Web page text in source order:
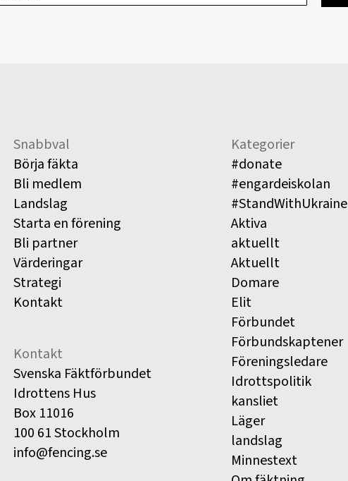
Snabbval
Börja fäkta
Bli medlem
Landslag
Starta en förening
Bli partner
Värderingar
Strategi
Kontakt
Kontakt
Svenska Fäktförbundet
Idrottens Hus
Box 11016
100 61 Stockholm
info@fencing.se
Kategorier
#donate
#engardeiskolan
#StandWithUkraine
Aktiva
aktuellt
Aktuellt
Domare
Elit
Förbundet
Förbundskaptener
Föreningsledare
Idrottspolitik
kansliet
Läger
landslag
Minnestext